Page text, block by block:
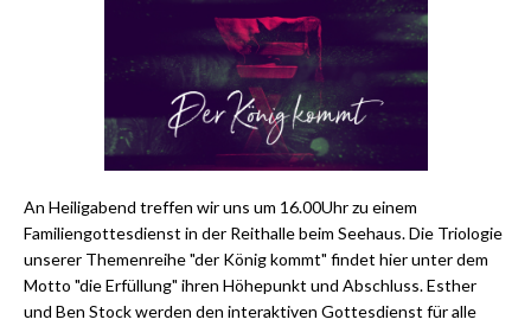
An Heiligabend treffen wir uns um 16.00Uhr zu einem
Familiengottesdienst in der Reithalle beim Seehaus. Die Triologie
unserer Themenreihe "der König kommt" findet hier unter dem
Motto "die Erfüllung" ihren Höhepunkt und Abschluss. Esther
und Ben Stock werden den interaktiven Gottesdienst für alle